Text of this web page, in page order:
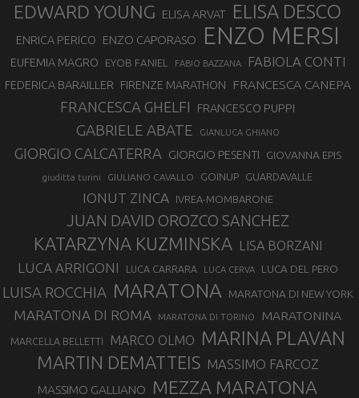
EDWARD YOUNG ELISA ARVAT ELISA DESCO
ENRICA PERICO ENZO CAPORASO ENZO MERSI
EUFEMIA MAGRO EYOB FANIEL FABIO BAZZANA FABIOLA CONTI
FEDERICA BARAILLER FIRENZE MARATHON FRANCESCA CANEPA
FRANCESCA GHELFI FRANCESCO PUPPI
GABRIELE ABATE GIANLUCA GHIANO
GIORGIO CALCATERRA GIORGIO PESENTI GIOVANNA EPIS
giuditta turini GIULIANO CAVALLO GOINUP GUARDAVALLE
IONUT ZINCA IVREA-MOMBARONE
JUAN DAVID OROZCO SANCHEZ
KATARZYNA KUZMINSKA LISA BORZANI
LUCA ARRIGONI LUCA CARRARA LUCA CERVA LUCA DEL PERO
LUISA ROCCHIA MARATONA MARATONA DI NEW YORK
MARATONA DI ROMA MARATONA DI TORINO MARATONINA
MARCELLA BELLETTI MARCO OLMO MARINA PLAVAN
MARTIN DEMATTEIS MASSIMO FARCOZ
MASSIMO GALLIANO MEZZA MARATONA